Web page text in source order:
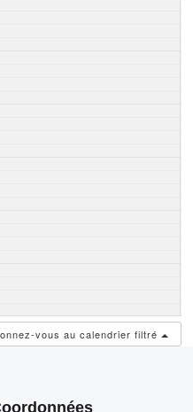
vous au calendrier filtré